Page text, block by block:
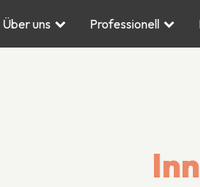
Über uns Professionell